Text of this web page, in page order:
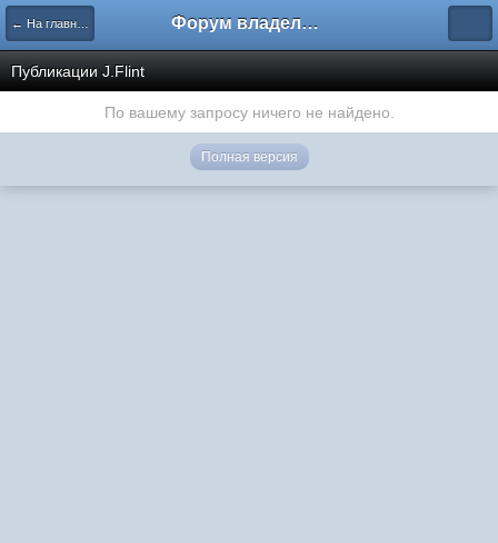
← На главную Форум владельцев интернет-магазинов
Публикации J.Flint
По вашему запросу ничего не найдено.
Полная версия